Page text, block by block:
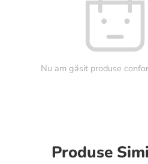
Nu am găsit produse
Produse